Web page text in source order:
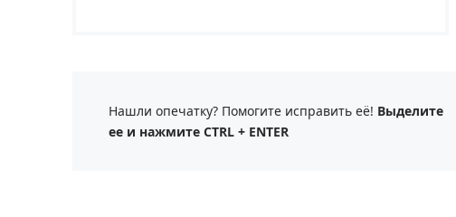
Нашли опечатку? Помогите исправить её! Выделите
ее и нажмите CTRL + ENTER